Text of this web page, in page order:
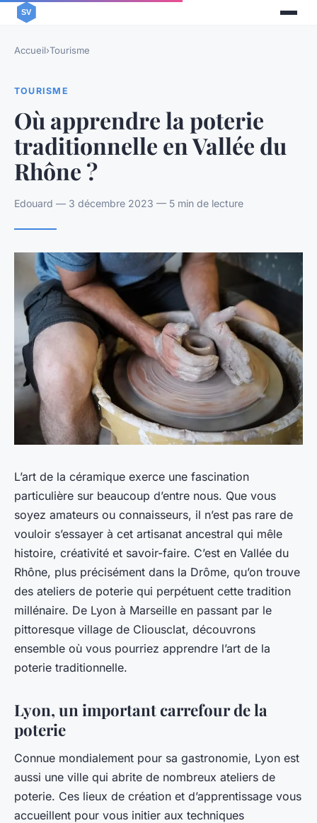
Accueil›Tourisme
TOURISME
Où apprendre la poterie
traditionnelle en Vallée du
Rhône ?
Edouard — 3 décembre 2023 — 5 min de lecture
L’art de la céramique exerce une fascination
particulière sur beaucoup d’entre nous. Que vous
soyez amateurs ou connaisseurs, il n’est pas rare de
vouloir s’essayer à cet artisanat ancestral qui mêle
histoire, créativité et savoir-faire. C’est en Vallée du
Rhône, plus précisément dans la Drôme, qu’on trouve
des ateliers de poterie qui perpétuent cette tradition
millénaire. De Lyon à Marseille en passant par le
pittoresque village de Cliousclat, découvrons
ensemble où vous pourriez apprendre l’art de la
poterie traditionnelle.
Lyon, un important carrefour de la
poterie
Connue mondialement pour sa gastronomie, Lyon est
aussi une ville qui abrite de nombreux ateliers de
poterie. Ces lieux de création et d’apprentissage vous
accueillent pour vous initier aux techniques